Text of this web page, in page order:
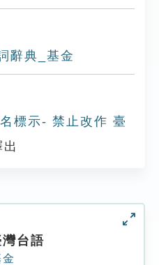
辭典_基金
標示- 禁止改作 臺
出
台語